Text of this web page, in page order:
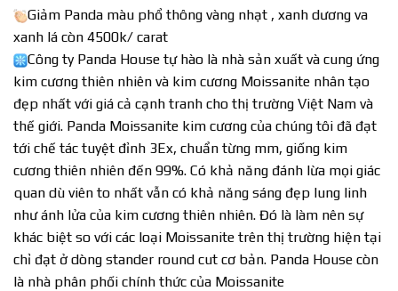
Giảm Panda màu phổ thông vàng nhạt , xanh dương va
xanh lá còn 4500k/ carat
Công ty Panda House tự hào là nhà sản xuất và cung ứng
kim cương thiên nhiên và kim cương Moissanite nhân tạo
đẹp nhất với giá cả cạnh tranh cho thị trường Việt Nam và
thế giới. Panda Moissanite kim cương của chúng tôi đã đạt
tới chế tác tuyệt đỉnh 3Ex, chuẩn từng mm, giống kim
cương thiên nhiên đến 99%. Có khả năng đánh lừa mọi giác
quan dù viên to nhất vẫn có khả năng sáng đẹp lung linh
như ánh lửa của kim cương thiên nhiên. Đó là làm nên sự
khác biệt so với các loại Moissanite trên thị trường hiện tại
chỉ đạt ở dòng stander round cut cơ bản. Panda House còn
là nhà phân phối chính thức của Moissanite